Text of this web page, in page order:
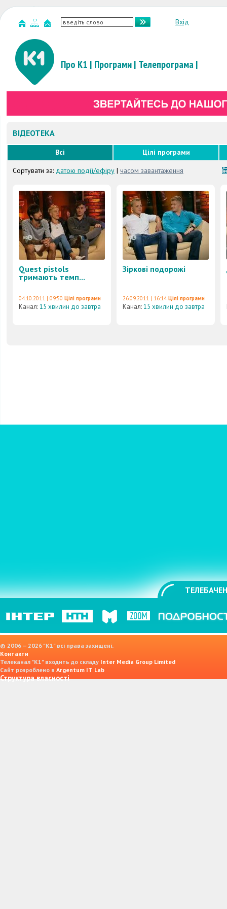
Вхід
Про К1 | Програми| Телепрограма|
ВІДЕОТЕКА
Всі
Цілі програми
Сортувати за: датою події/ефіру | часом завантаження
Quest pistols
тримають темп...
04.10.2011 | 09:50 Цілі програми
Канал:15 хвилин до завтра
Зіркові подорожі
26.09.2011 | 16:14 Цілі програми
Канал:15 хвилин до завтра
© 2006 — 2026 "K1" всі права захищені.
Контакти
Телеканал "К1" входить до складу Inter Media Group Limited
Сайт розроблено в Argentum IT Lab
Структура власності